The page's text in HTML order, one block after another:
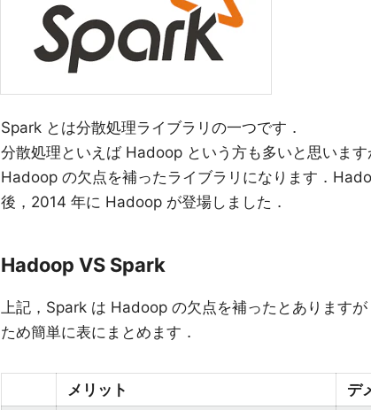
Spark とは分散処理ライブラリの一つです．
分散処理といえば Hadoop という方も多いと思いま
Hadoop の欠点を補ったライブラリになります．
後，2014 年に Hadoop が登場しました．
Hadoop VS Spark
上記，Spark は Hadoop の欠点を補ったとあります
ため簡単に表にまとめます．
メリット
デ